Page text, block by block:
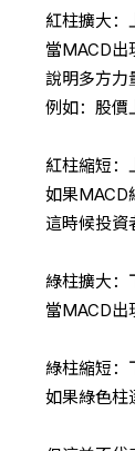
紅柱擴大：
當MACD出
說明多方力
例如：股價
紅柱縮短：
如果MACD
這時候投資
綠柱擴大：
當MACD出
綠柱縮短：
如果綠色柱